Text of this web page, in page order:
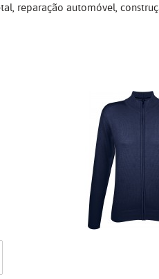
reparação automóvel,